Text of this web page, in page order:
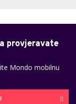
provjeravate
Mondo mobilnu